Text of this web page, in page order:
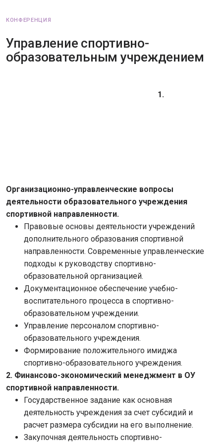
КОНФЕРЕНЦИЯ
Управление спортивно-
образовательным учреждением
1.
Организационно-управленческие вопросы
деятельности образовательного учреждения
спортивной направленности.
Правовые основы деятельности учреждений
дополнительного образования спортивной
направленности. Современные управленческие
подходы к руководству спортивно-
образовательной организацией.
Документационное обеспечение учебно-
воспитательного процесса в спортивно-
образовательном учреждении.
Управление персоналом спортивно-
образовательного учреждения.
Формирование положительного имиджа
спортивно-образовательного учреждения.
2. Финансово-экономический менеджмент в ОУ
спортивной направленности.
Государственное задание как основная
деятельность учреждения за счет субсидий и
расчет размера субсидии на его выполнение.
Закупочная деятельность спортивно-